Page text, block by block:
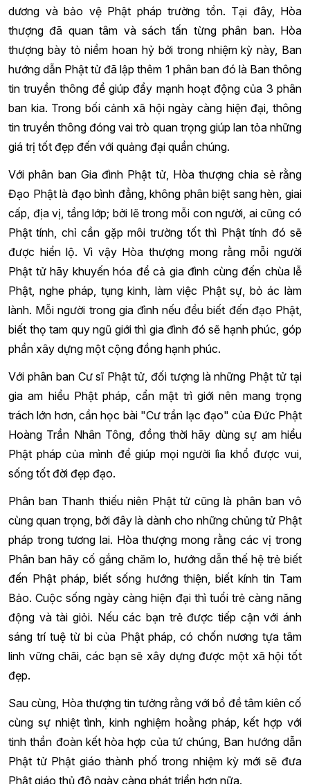
dương và bảo vệ Phật pháp trường tồn. Tại đây, Hòa
thượng đã quan tâm và sách tấn từng phân ban. Hòa
thượng bày tỏ niềm hoan hỷ bởi trong nhiệm kỳ này, Ban
hướng dẫn Phật tử đã lập thêm 1 phân ban đó là Ban thông
tin truyền thông để giúp đẩy mạnh hoạt động của 3 phân
ban kia. Trong bối cảnh xã hội ngày càng hiện đại, thông
tin truyền thông đóng vai trò quan trọng giúp lan tỏa những
giá trị tốt đẹp đến với quảng đại quần chúng.
Với phân ban Gia đình Phật tử, Hòa thượng chia sẻ rằng
Đạo Phật là đạo bình đẳng, không phân biệt sang hèn, giai
cấp, địa vị, tầng lớp; bởi lẽ trong mỗi con người, ai cũng có
Phật tính, chỉ cần gặp môi trường tốt thì Phật tính đó sẽ
được hiển lộ. Vì vậy Hòa thượng mong rằng mỗi người
Phật tử hãy khuyến hóa để cả gia đình cùng đến chùa lễ
Phật, nghe pháp, tụng kinh, làm việc Phật sự, bỏ ác làm
lành. Mỗi người trong gia đình nếu đều biết đến đạo Phật,
biết thọ tam quy ngũ giới thì gia đình đó sẽ hạnh phúc, góp
phần xây dựng một cộng đồng hạnh phúc.
Với phân ban Cư sĩ Phật tử, đối tượng là những Phật tử tại
gia am hiểu Phật pháp, cẩn mật trì giới nên mang trọng
trách lớn hơn, cần học bài "Cư trần lạc đạo" của Đức Phật
Hoàng Trần Nhân Tông, đồng thời hãy dùng sự am hiểu
Phật pháp của mình để giúp mọi người lìa khổ được vui,
sống tốt đời đẹp đạo.
Phân ban Thanh thiếu niên Phật tử cũng là phân ban vô
cùng quan trọng, bởi đây là dành cho những chủng tử Phật
pháp trong tương lai. Hòa thượng mong rằng các vị trong
Phân ban hãy cố gắng chăm lo, hướng dẫn thế hệ trẻ biết
đến Phật pháp, biết sống hướng thiện, biết kính tin Tam
Bảo. Cuộc sống ngày càng hiện đại thì tuổi trẻ càng năng
động và tài giỏi. Nếu các bạn trẻ được tiếp cận với ánh
sáng trí tuệ từ bi của Phật pháp, có chốn nương tựa tâm
linh vững chãi, các bạn sẽ xây dựng được một xã hội tốt
đẹp.
Sau cùng, Hòa thượng tin tưởng rằng với bồ đề tâm kiên cố
cùng sự nhiệt tình, kinh nghiệm hoằng pháp, kết hợp với
tinh thần đoàn kết hòa hợp của tứ chúng, Ban hướng dẫn
Phật tử Phật giáo thành phố trong nhiệm kỳ mới sẽ đưa
Phật giáo thủ đô ngày càng phát triển hơn nữa.